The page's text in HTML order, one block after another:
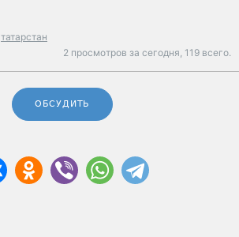
татарстан
2 просмотров за сегодня, 119 всего.
ОБСУДИТЬ